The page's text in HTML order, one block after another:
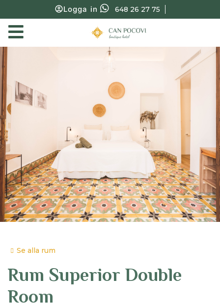
Logga in 648 26 27 75
Se alla rum
Rum Superior Double
Room